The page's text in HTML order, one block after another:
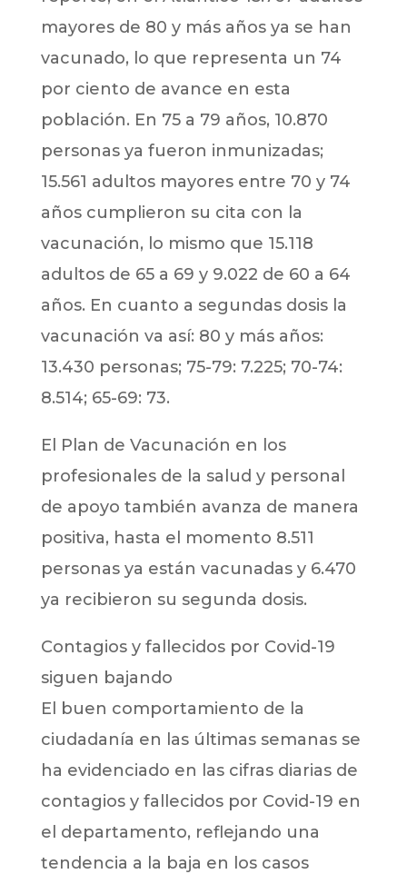
mayores de 80 y más años ya se han
vacunado, lo que representa un 74
por ciento de avance en esta
población. En 75 a 79 años, 10.870
personas ya fueron inmunizadas;
15.561 adultos mayores entre 70 y 74
años cumplieron su cita con la
vacunación, lo mismo que 15.118
adultos de 65 a 69 y 9.022 de 60 a 64
años. En cuanto a segundas dosis la
vacunación va así: 80 y más años:
13.430 personas; 75-79: 7.225; 70-74:
8.514; 65-69: 73.
El Plan de Vacunación en los
profesionales de la salud y personal
de apoyo también avanza de manera
positiva, hasta el momento 8.511
personas ya están vacunadas y 6.470
ya recibieron su segunda dosis.
Contagios y fallecidos por Covid-19
siguen bajando
El buen comportamiento de la
ciudadanía en las últimas semanas se
ha evidenciado en las cifras diarias de
contagios y fallecidos por Covid-19 en
el departamento, reflejando una
tendencia a la baja en los casos